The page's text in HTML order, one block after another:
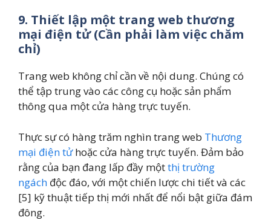
9. Thiết lập một trang web thương
mại điện tử (Cần phải làm việc chăm
chỉ)
Trang web không chỉ cần về nội dung. Chúng có
thể tập trung vào các công cụ hoặc sản phẩm
thông qua một cửa hàng trực tuyến.
Thực sự có hàng trăm nghìn trang web Thương
mại điện tửhoặc cửa hàng trực tuyến. Đảm bảo
rằng của bạn đang lấp đầy mộtthị trường
ngách độc đáo, với một chiến lược chi tiết và các
[5] kỹ thuật tiếp thị mới nhất để nổi bật giữa đám
đông.